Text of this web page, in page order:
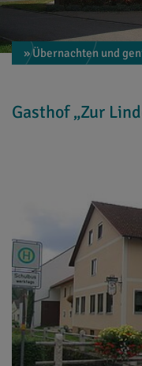
» Übernachten und
Gasthof „Zur